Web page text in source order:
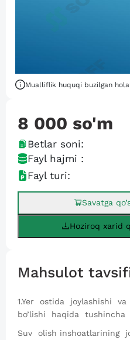
Mualliflik huquqi buzilgan
8 000 so'm
Betlar soni:
Fayl hajmi :
Fayl turi:
Savatga
Hoziroq xarid
Mahsulot
1.Yer ostida joylashishi
bo’lishi haqida tushincha
Suv olish inshoatlarining